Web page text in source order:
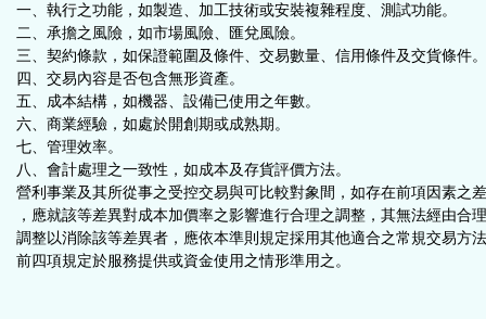
一、執行之功能，如製造、加工技術或安裝複雜程度、測試功能。
二、承擔之風險，如市場風險、匯兌風險。
三、契約條款，如保證範圍及條件、交易數量、信用條件及交貨條件。
四、交易內容是否包含無形資產。
五、成本結構，如機器、設備已使用之年數。
六、商業經驗，如處於開創期或成熟期。
七、管理效率。
八、會計處理之一致性，如成本及存貨評價方法。
營利事業及其所從事之受控交易與可比較對象間，如存在前項因素之
，應就該等差異對成本加價率之影響進行合理之調整，其無法經由合
調整以消除該等差異者，應依本準則規定採用其他適合之常規交易方
前四項規定於服務提供或資金使用之情形準用之。